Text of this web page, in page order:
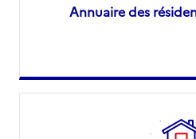
Annuaire des